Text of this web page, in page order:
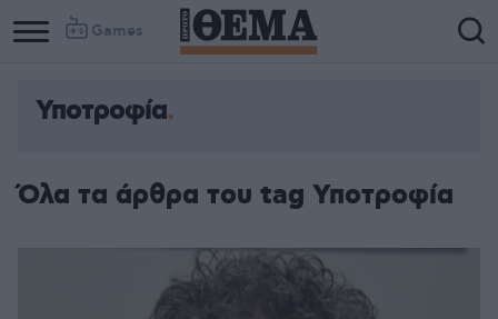
Games
Υποτροφία
Όλα τα άρθρα του tag Υποτροφία